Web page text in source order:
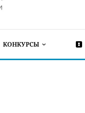
КОНКУРСЫ